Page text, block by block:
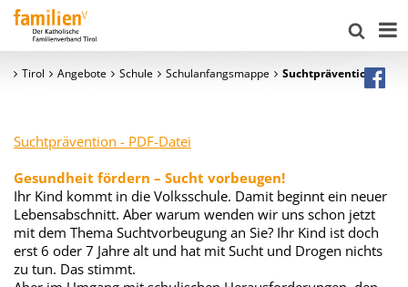
Tirol Angebote Schule Schulanfangsmappe Suchtprävention
Suchtprävention - PDF-Datei
Gesundheit fördern – Sucht vorbeugen!
Ihr Kind kommt in die Volksschule. Damit beginnt ein neuer
Lebensabschnitt. Aber warum wenden wir uns schon jetzt
mit dem Thema Suchtvorbeugung an Sie? Ihr Kind ist doch
erst 6 oder 7 Jahre alt und hat mit Sucht und Drogen nichts
zu tun. Das stimmt.